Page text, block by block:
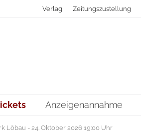
Verlag Zeitungszustellung
Anzeigenannahme
Löbau - 24. Oktober 2026 19:00 Uhr